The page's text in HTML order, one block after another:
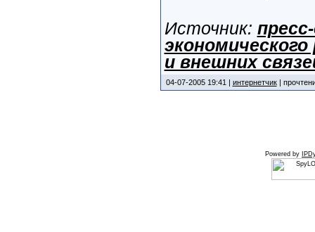
Источник:
и внешних
04-07-2005 19:41 | интернетчик|
Powered by